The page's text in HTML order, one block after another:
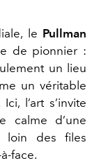
le Pullman
de pionnier :
un lieu
un véritable
l’art s’invite
calme d’une
loin des files
face.